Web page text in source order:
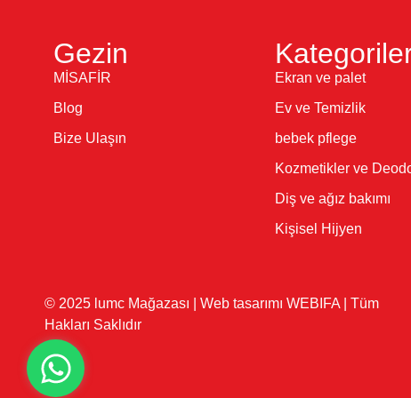
Gezin
MİSAFİR
Blog
Bize Ulaşın
Ekran ve palet
Ev ve Temizlik
bebek pflege
Kozmetikler ve
Diş ve ağız bakımı
Kişisel Hijyen
© 2025 lumc Mağazası | Web tasarımı WEBIFA | Tüm
Hakları Saklıdır